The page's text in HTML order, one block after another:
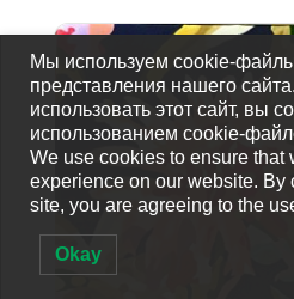
Мы используем cookie-
представления нашего
использовать этот сайт, вы
использованием cookie-
We use cookies to ensure that
experience on our website. By
site, you are agreeing to the
Okay